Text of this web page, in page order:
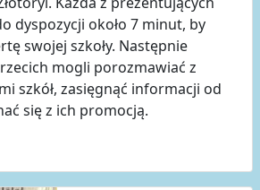
dyspozycji około 7 minut, by
swojej szkoły. Następnie
mogli porozmawiać z
szkół, zasięgnąć informacji od
się z ich promocją.